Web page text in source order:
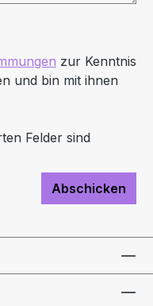
zur Kenntnis
und bin mit ihnen
Felder sind
Abschicken